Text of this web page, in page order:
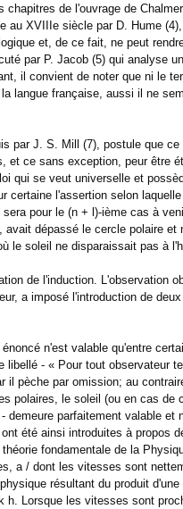
chapitres de l'ouvrage de
au XVIIIe siècle par D. Hume
et, de ce fait, ne peut
par P. Jacob (5) qui analyse
il convient de noter que ni le
langue française, aussi il ne
par J. S. Mill (7), postule que ce
et ce sans exception, peur être
qui se veut universelle et
certaine l'assertion selon
pour le (n + l)-ième cas à
dépassé le cercle polaire et
le soleil ne disparaissait pas à
de l'induction. L'observation
a imposé l'introduction de
n'est valable qu'entre
- « Pour tout observateur
pèche par omission; au
polaires, le soleil (ou en cas de
parfaitement valable et
été ainsi introduites à propos
fondamentale de la
a / dont les vitesses sont
résultant du produit d'une
h. Lorsque les vitesses sont